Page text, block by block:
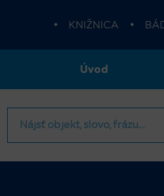
• KNIŽNICA •
Úvod